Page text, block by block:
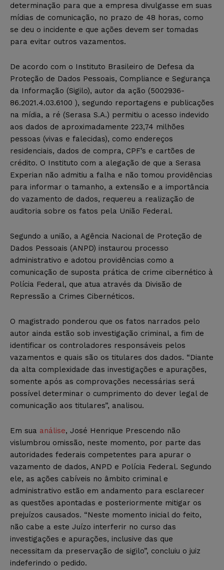
determinação para que a empresa divulgasse em suas
mídias de comunicação, no prazo de 48 horas, como
se deu o incidente e que ações devem ser tomadas
para evitar outros vazamentos.
De acordo com o Instituto Brasileiro de Defesa da
Proteção de Dados Pessoais, Compliance e Segurança
da Informação (Sigilo), autor da ação (5002936-
86.2021.4.03.6100 ), segundo reportagens e publicações
na mídia, a ré (Serasa S.A.) permitiu o acesso indevido
aos dados de aproximadamente 223,74 milhões
pessoas (vivas e falecidas), como endereços
residenciais, dados de compra, CPF’s e cartões de
crédito. O Instituto com a alegação de que a Serasa
Experian não admitiu a falha e não tomou providências
para informar o tamanho, a extensão e a importância
do vazamento de dados, requereu a realização de
auditoria sobre os fatos pela União Federal.
Segundo a união, a Agência Nacional de Proteção de
Dados Pessoais (ANPD) instaurou processo
administrativo e adotou providências como a
comunicação de suposta prática de crime cibernético à
Polícia Federal, que atua através da Divisão de
Repressão a Crimes Cibernéticos.
O magistrado ponderou que os fatos narrados pelo
autor ainda estão sob investigação criminal, a fim de
identificar os controladores responsáveis pelos
vazamentos e quais são os titulares dos dados. “Diante
da alta complexidade das investigações e apurações,
somente após as comprovações necessárias será
possível determinar o cumprimento do dever legal de
comunicação aos titulares”, analisou.
Em sua análise, José Henrique Prescendo não
vislumbrou omissão, neste momento, por parte das
autoridades federais competentes para apurar o
vazamento de dados, ANPD e Polícia Federal. Segundo
ele, as ações cabíveis no âmbito criminal e
administrativo estão em andamento para esclarecer
as questões apontadas e posteriormente mitigar os
prejuízos causados. “Neste momento inicial do feito,
não cabe a este Juízo interferir no curso das
investigações e apurações, inclusive das que
necessitam da preservação de sigilo”, concluiu o juiz
indeferindo o pedido.